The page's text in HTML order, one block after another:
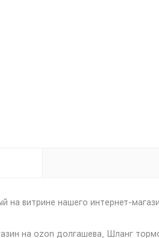
на витрине нашего интернет-
на ozon долгашева, Шланг